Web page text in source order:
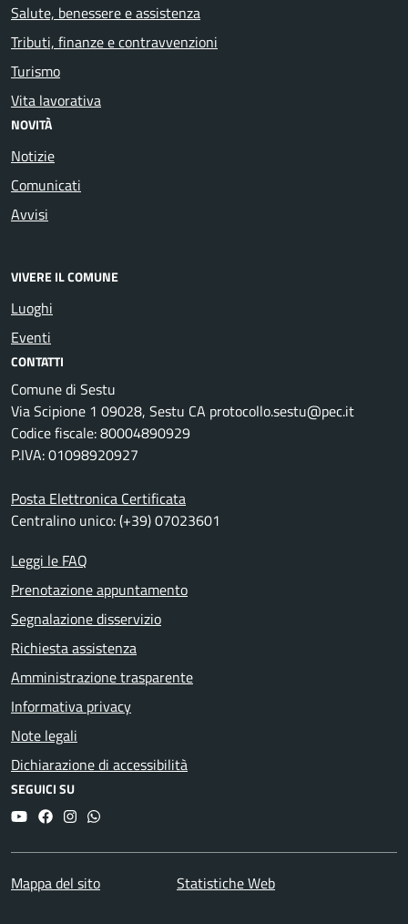
Salute, benessere e assistenza
Tributi, finanze e contravvenzioni
Turismo
Vita lavorativa
NOVITÀ
Notizie
Comunicati
Avvisi
VIVERE IL COMUNE
Luoghi
Eventi
CONTATTI
Comune di Sestu
Via Scipione 1 09028, Sestu CA protocollo.sestu@pec.it
Codice fiscale: 80004890929
P.IVA: 01098920927
Posta Elettronica Certificata
Centralino unico: (+39) 07023601
Leggi le FAQ
Prenotazione appuntamento
Segnalazione disservizio
Richiesta assistenza
Amministrazione trasparente
Informativa privacy
Note legali
Dichiarazione di accessibilità
SEGUICI SU
YouTubeFacebookInstagram
Whatsapp
Mappa del sito Statistiche Web